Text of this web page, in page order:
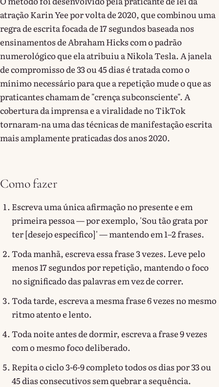
atração Karin Yee por volta de 2020, que combinou uma
regra de escrita focada de 17 segundos baseada nos
ensinamentos de Abraham Hicks com o padrão
numerológico que ela atribuiu a Nikola Tesla. A janela
de compromisso de 33 ou 45 dias é tratada como o
mínimo necessário para que a repetição mude o que as
praticantes chamam de "crença subconsciente". A
cobertura da imprensa e a viralidade no TikTok
tornaram-na uma das técnicas de manifestação escrita
mais amplamente praticadas dos anos 2020.
Como fazer
Escreva uma única afirmação no presente e em
primeira pessoa — por exemplo, 'Sou tão grata por
ter [desejo específico]' — mantendo em 1–2 frases.
Toda manhã, escreva essa frase 3 vezes. Leve pelo
menos 17 segundos por repetição, mantendo o foco
no significado das palavras em vez de correr.
Toda tarde, escreva a mesma frase 6 vezes no mesmo
ritmo atento e lento.
Toda noite antes de dormir, escreva a frase 9 vezes
com o mesmo foco deliberado.
Repita o ciclo 3-6-9 completo todos os dias por 33 ou
45 dias consecutivos sem quebrar a sequência.